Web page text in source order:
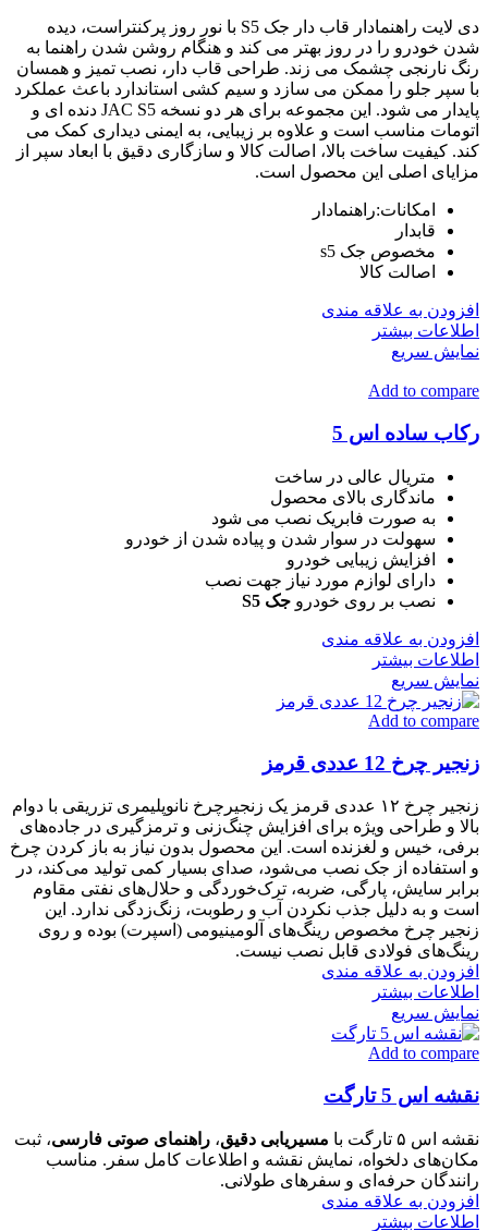
دی لایت راهنمادار قاب دار جک S5 با نور روز پرکنتراست، دیده
شدن خودرو را در روز بهتر می کند و هنگام روشن شدن راهنما به
رنگ نارنجی چشمک می زند. طراحی قاب دار، نصب تمیز و همسان
با سپر جلو را ممکن می سازد و سیم کشی استاندارد باعث عملکرد
پایدار می شود. این مجموعه برای هر دو نسخه JAC S5 دنده ای و
اتومات مناسب است و علاوه بر زیبایی، به ایمنی دیداری کمک می
کند. کیفیت ساخت بالا، اصالت کالا و سازگاری دقیق با ابعاد سپر از
مزایای اصلی این محصول است.
امکانات:راهنمادار
قابدار
مخصوص جک s5
اصالت کالا
افزودن به علاقه مندی
اطلاعات بیشتر
نمایش سریع
Add to compare
رکاب ساده اس 5
متریال عالی در ساخت
ماندگاری بالای محصول
به صورت فابریک نصب می شود
سهولت در سوار شدن و پیاده شدن از خودرو
افزایش زیبایی خودرو
دارای لوازم مورد نیاز جهت نصب
نصب بر روی خودرو جک S5
افزودن به علاقه مندی
اطلاعات بیشتر
نمایش سریع
Add to compare
زنجیر چرخ 12 عددی قرمز
زنجیر چرخ ۱۲ عددی قرمز یک زنجیرچرخ نانوپلیمری تزریقی با دوام
بالا و طراحی ویژه برای افزایش چنگ‌زنی و ترمزگیری در جاده‌های
برفی، خیس و لغزنده است. این محصول بدون نیاز به باز کردن چرخ
و استفاده از جک نصب می‌شود، صدای بسیار کمی تولید می‌کند، در
برابر سایش، پارگی، ضربه، ترک‌خوردگی و حلال‌های نفتی مقاوم
است و به دلیل جذب نکردن آب و رطوبت، زنگ‌زدگی ندارد. این
زنجیر چرخ مخصوص رینگ‌های آلومینیومی (اسپرت) بوده و روی
رینگ‌های فولادی قابل نصب نیست.
افزودن به علاقه مندی
اطلاعات بیشتر
نمایش سریع
Add to compare
نقشه اس 5 تارگت
نقشه اس ۵ تارگت با مسیریابی دقیق، راهنمای صوتی فارسی، ثبت
مکان‌های دلخواه، نمایش نقشه و اطلاعات کامل سفر. مناسب
رانندگان حرفه‌ای و سفرهای طولانی.
افزودن به علاقه مندی
اطلاعات بیشتر